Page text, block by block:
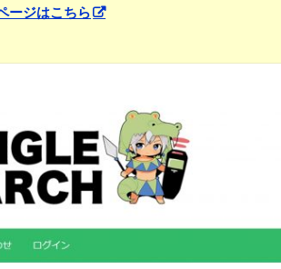
ージはこちら